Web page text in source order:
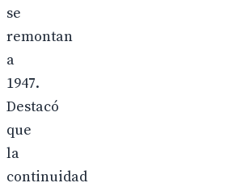
se
remontan
a
1947.
Destacó
que
la
continuidad